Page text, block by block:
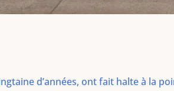
d’années, ont fait halte à la